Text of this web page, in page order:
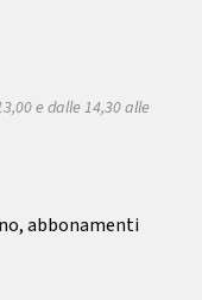
e dalle 14,30 alle
abbonamenti